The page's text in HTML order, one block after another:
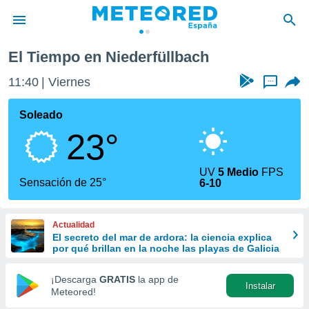
de
por
que se
calidad.
a este
las
y
forma
digital
basada
El Tiempo en Niederfüllbach
11:40 Viernes ...
Soleado
23°
Sensación de 25°
UV5 Medio FPS
6-10
Actualidad
El secreto del mar de ardora: la ciencia explica
por qué brillan en la noche las playas de Galicia
¡Descarga GRATIS la app de
Meteored!
Instalar